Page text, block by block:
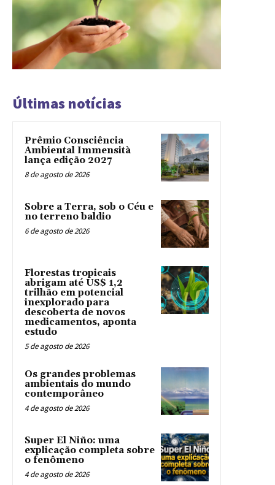
Últimas notícias
Prêmio Consciência
Ambiental Immensità
lança edição 2027
8 de agosto de 2026
Sobre a Terra, sob o Céu e
no terreno baldio
6 de agosto de 2026
Florestas tropicais
abrigam até US$ 1,2
trilhão em potencial
inexplorado para
descoberta de novos
medicamentos, aponta
estudo
5 de agosto de 2026
Os grandes problemas
ambientais do mundo
contemporâneo
4 de agosto de 2026
Super El Niño: uma
explicação completa sobre
o fenômeno
4 de agosto de 2026